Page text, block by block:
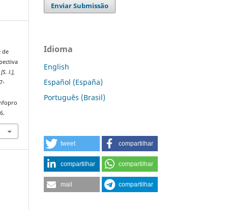
de
[S. l.],
Enviar Submissão
Idioma
English
Español (España)
Português (Brasil)
tweet compartilhar
compartilhar compartilhar
mail compartilhar